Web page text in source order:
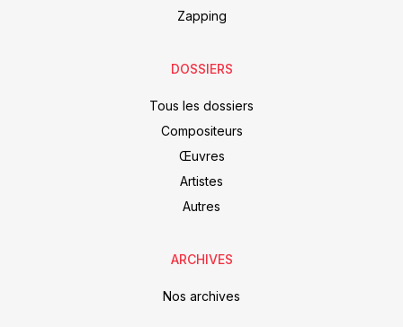
Zapping
DOSSIERS
Tous les dossiers
Compositeurs
Œuvres
Artistes
Autres
ARCHIVES
Nos archives